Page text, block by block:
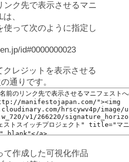
ンク先で表示させるマニ
、
使って次のように指定し
id#0000000023
クレジットを表示させる
通りです。
て作成した可視化作品